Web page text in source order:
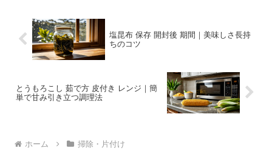
塩昆布 保存 開封後 期間｜美味しさ長持
ちのコツ
とうもろこし 茹で方 皮付き レンジ｜簡
単で甘み引き立つ調理法
ホーム 掃除・片付け